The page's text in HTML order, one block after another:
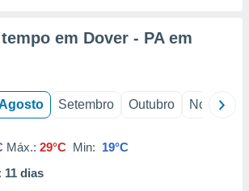
em Dover - PA em
Setembro Outubro Novembro
Máx.: 29°C Min: 19°C
11 dias